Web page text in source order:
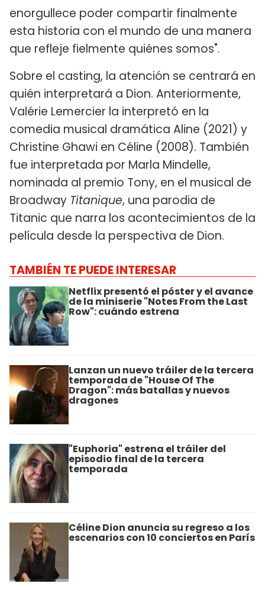
enorgullece poder compartir finalmente
esta historia con el mundo de una manera
que refleje fielmente quiénes somos".
Sobre el casting, la atención se centrará en
quién interpretará a Dion. Anteriormente,
Valérie Lemercier la interpretó en la
comedia musical dramática Aline (2021) y
Christine Ghawi en Céline (2008). También
fue interpretada por Marla Mindelle,
nominada al premio Tony, en el musical de
Broadway Titanique, una parodia de
Titanic que narra los acontecimientos de la
película desde la perspectiva de Dion.
TAMBIÉN TE PUEDE INTERESAR
Netflix presentó el póster y el avance
de la miniserie "Notes From the Last
Row": cuándo estrena
Lanzan un nuevo tráiler de la tercera
temporada de "House Of The
Dragon": más batallas y nuevos
dragones
"Euphoria" estrena el tráiler del
episodio final de la tercera
temporada
Céline Dion anuncia su regreso a los
escenarios con 10 conciertos en París